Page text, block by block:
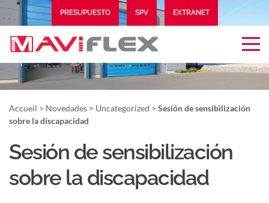
PRESUPUESTO SPV EXTRANET
Accueil > Novedades > Uncategorized > Sesión de sensibilización
sobre la discapacidad
Sesión de sensibilización
sobre la discapacidad